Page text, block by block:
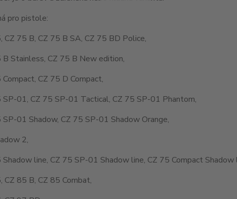
pro pistole:
CZ 75 B, CZ 75 B SA, CZ 75 BD Police,
B Stainless, CZ 75 B New edition,
Compact, CZ 75 D Compact,
SP-01, CZ 75 SP-01 Tactical, CZ 75 SP-01 Phantom,
SP-01 Shadow, CZ 75 SP-01 Shadow Orange,
2,
Shadow line, CZ 75 SP-01 Shadow line, CZ 75 Compact Shadow
CZ 85 B, CZ 85 Combat,